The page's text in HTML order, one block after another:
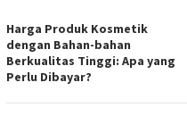
Harga Produk Kosmetik
dengan Bahan-bahan
Berkualitas Tinggi: Apa yang
Perlu Dibayar?